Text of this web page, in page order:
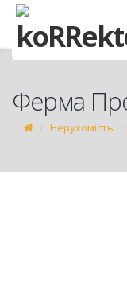
Ферма
Нерухомість